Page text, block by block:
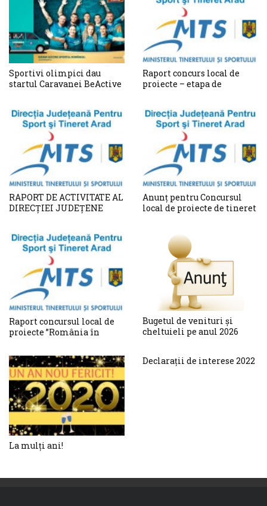
Sportivi olimpici dau
startul Caravanei BeActive
Raport concurs local de
proiecte – etapa de
administrative
RAPORT DE ACTIVITATE AL
DIRECȚIEI JUDEȚENE
TINERET ARAD PE ANUL
2018
Anunț pentru Concursul
local de proiecte de tineret
Raport concursul local de
proiecte ”România în
evaluare a eligibilității
proiectului și a
solicitantului
Bugetul de venituri și
cheltuieli pe anul 2026
La mulți ani!
Declarații de interese 2022